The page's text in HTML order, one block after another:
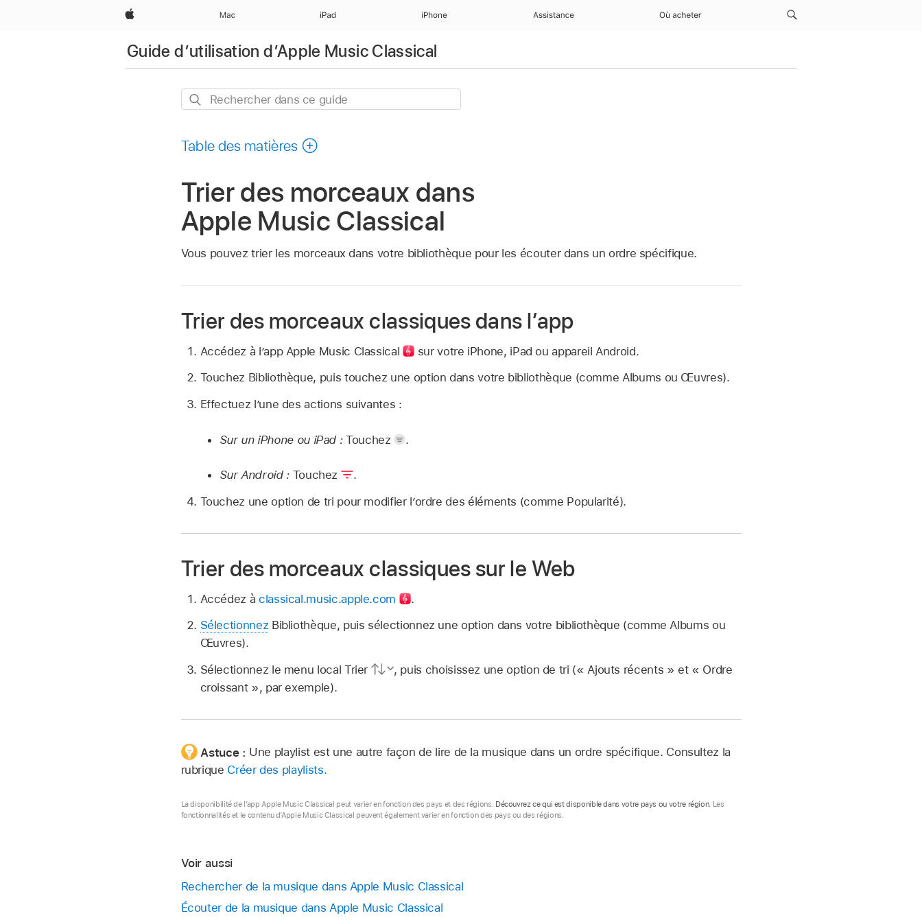
Apple Mac iPad iPhone Assistance Où acheter
Guide d’utilisation d’Apple Music Classical
Rechercher
guide
Table des matières
Trier des morceaux dans
Apple Music Classical
Vous pouvez trier les morceaux dans votre bibliothèque pour les écouter dans un ordre spécifique.
Trier des morceaux classiques dans lʼapp
Accédez à l’app Apple Music Classical
sur votre iPhone, iPad ou appareil Android.
Touchez Bibliothèque, puis touchez une option dans votre bibliothèque (comme Albums ou Œuvres).
Effectuez l’une des actions suivantes :
Sur un iPhone ou iPad :Touchez .
Sur Android :Touchez
.
Touchez une option de tri pour modifier lʼordre des éléments (comme Popularité).
Trier des morceaux classiques sur le Web
Accédez à classical.music.apple.com
.
Sélectionnez Bibliothèque, puis sélectionnez une option dans votre bibliothèque (comme Albums ou
Œuvres).
Sélectionnez le menu local Trier
, puis choisissez une option de tri (« Ajouts récents » et « Ordre
croissant », par exemple).
Astuce : Une playlist est une autre façon de lire de la musique dans un ordre spécifique. Consultez la
rubrique Créer des playlists.
La disponibilité de l’app Apple Music Classical peut varier en fonction des pays et des régions. Découvrez ce qui est disponible dans votre pays ou votre région. Les
fonctionnalités et le contenu d’Apple Music Classical peuvent également varier en fonction des pays ou des régions.
Voir aussi
Rechercher de la musique dans Apple Music Classical
Écouter de la musique dans Apple Music Classical